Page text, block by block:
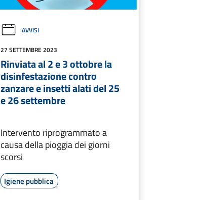
AVVISI
27 SETTEMBRE 2023
Rinviata al 2 e 3 ottobre la
disinfestazione contro
zanzare e insetti alati del 25
e 26 settembre
Intervento riprogrammato a
causa della pioggia dei giorni
scorsi
Igiene pubblica